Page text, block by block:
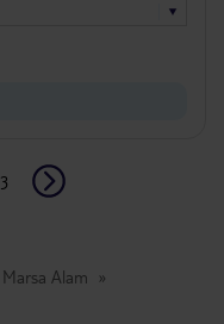
3
Marsa Alam